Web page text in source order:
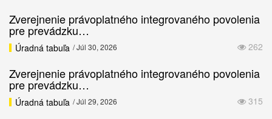
Zverejnenie právoplatného integrovaného povolenia
pre prevádzku…
262
Úradná tabuľa / Júl 30, 2026
Zverejnenie právoplatného integrovaného povolenia
pre prevádzku…
315
Úradná tabuľa / Júl 29, 2026